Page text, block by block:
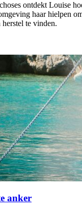
ontdekt Louise
haar hielpen
herstel te vinden.
anker